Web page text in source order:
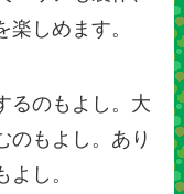
しめます。
るのもよし。大
のもよし。あり
し。